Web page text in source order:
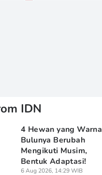
IDN
4 Hewan yang Warna
Bulunya Berubah
Mengikuti Musim,
Bentuk Adaptasi!
6 Aug 2026, 14:29 WIB